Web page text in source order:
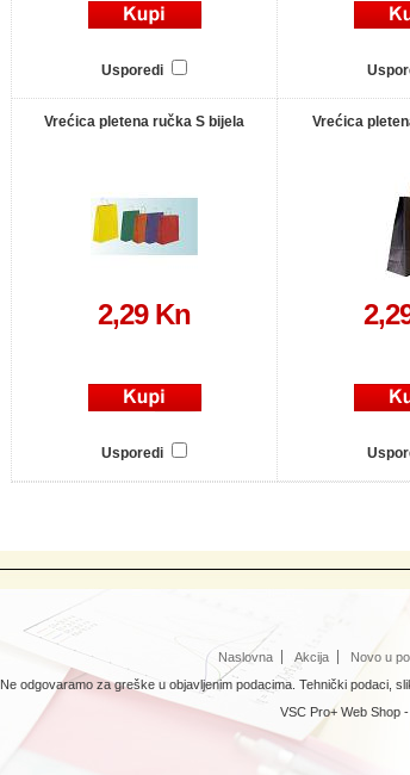
Usporedi
Vrećica pletena ručka S bijela
2,29 Kn
Usporedi
Vrećica
Naslovna Akcija Novo u
Ne odgovaramo za greške u objavljenim podacima. Tehnički podaci,
VSC Pro+ Web Shop -